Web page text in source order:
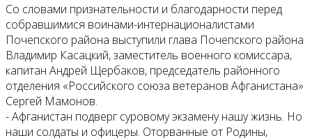
Со словами признательности и благодарности перед
собравшимися воинами-интернационалистами
Почепского района выступили глава Почепского района
Владимир Касацкий, заместитель военного комиссара,
капитан Андрей Щербаков, председатель районного
отделения «Российского союза ветеранов Афганистана»
Сергей Мамонов.
- Афганистан подверг суровому экзамену нашу жизнь. Но
наши солдаты и офицеры. Оторванные от Родины,